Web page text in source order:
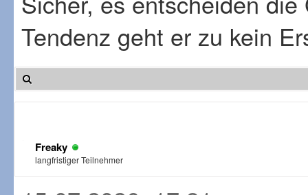
Tendenz geht er zu kein
Freaky
langfristiger Teilnehmer